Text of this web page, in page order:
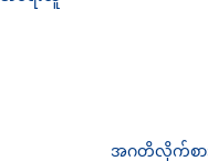
အဂတိလိုက်စာ